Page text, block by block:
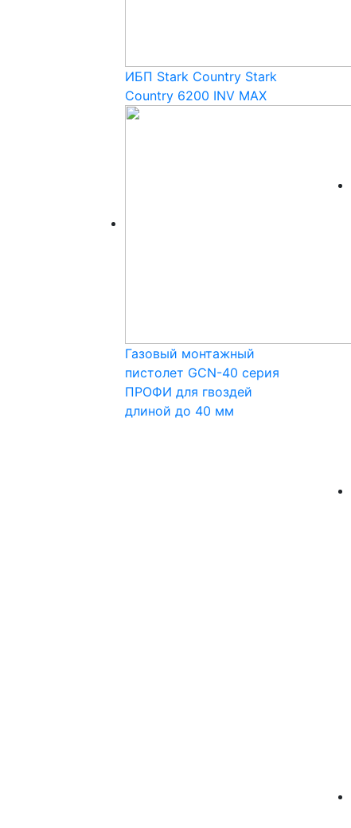
ИБП Stark Country Stark
Country 6200 INV MAX
Газовый монтажный
пистолет GCN-40 серия
ПРОФИ для гвоздей
длиной до 40 мм